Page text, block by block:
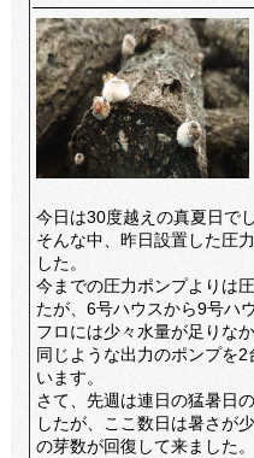
今日は30度越えの真夏日でし
そんな中、昨日設置した圧
した。
今までの圧力ポンプよりは
たが、6号ハウスから9号ハ
フロには少々水量が足りなか
同じような出力のポンプを
います。
さて、先週は連日の猛暑日
したが、ここ数日は暑さが
の芽数が回復して来ました。